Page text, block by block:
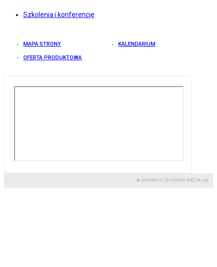
Szkolenia i konferencje
MAPA STRONY KALENDARIUM
OFERTA PRODUKTOWA
© COPYRIGHT BY GREMI MEDIA SA